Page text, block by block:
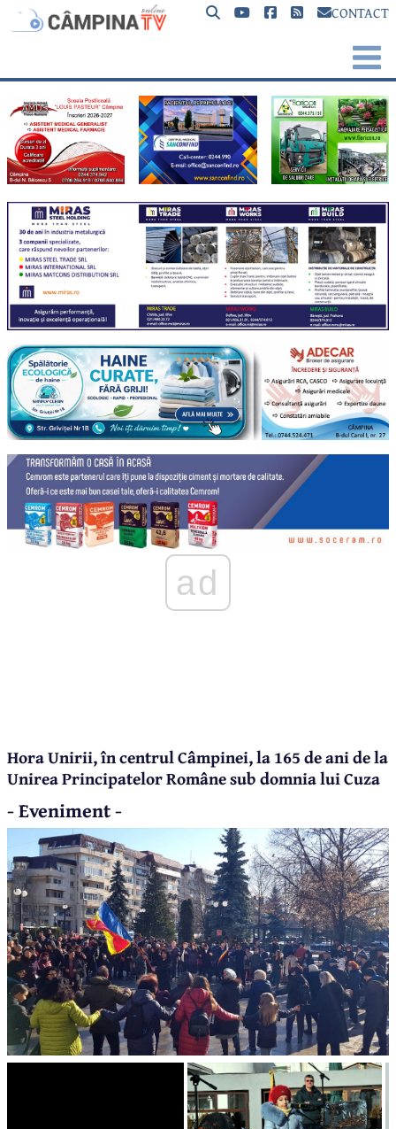
CONTACT
ad
Hora Unirii, în centrul Câmpinei, la 165 de ani de la
Unirea Principatelor Române sub domnia lui Cuza
- Eveniment -